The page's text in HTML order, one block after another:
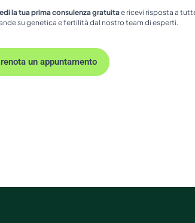
la tua prima consulenza gratuitae ricevi risposta a
su genetica e fertilità dal nostro team di esperti.
un appuntamento